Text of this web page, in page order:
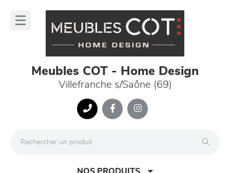
Meubles COT - Home Design
Villefranche s/Saône (69)